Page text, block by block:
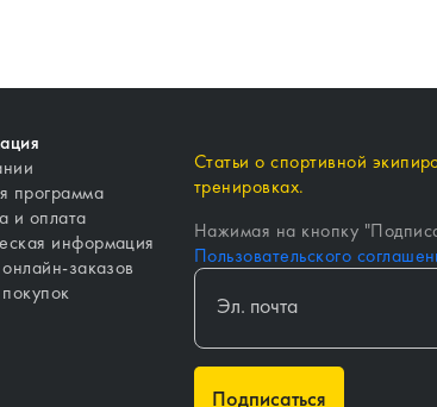
программа
и оплата
информация
заказов
Статьи о спортивной
тренировках.
Нажимая на кнопку "
Пользовательского
Подписаться